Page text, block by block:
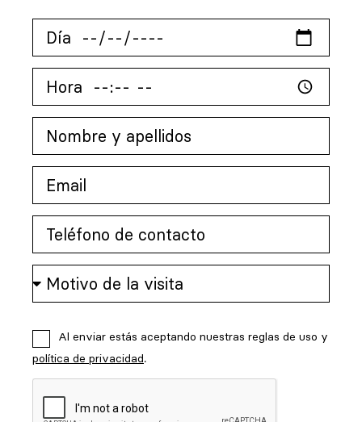
Al enviar estás aceptando nuestras reglas de uso y
política de privacidad.